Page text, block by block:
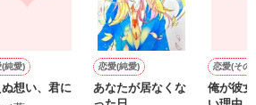
作品を読む
見せる素顔は、なぜか想像以上に甘く
も全てフリー素材です。
(純愛)
想い、君に
恋愛(純愛)
あなたが居なくな
恋愛(その
俺が彼